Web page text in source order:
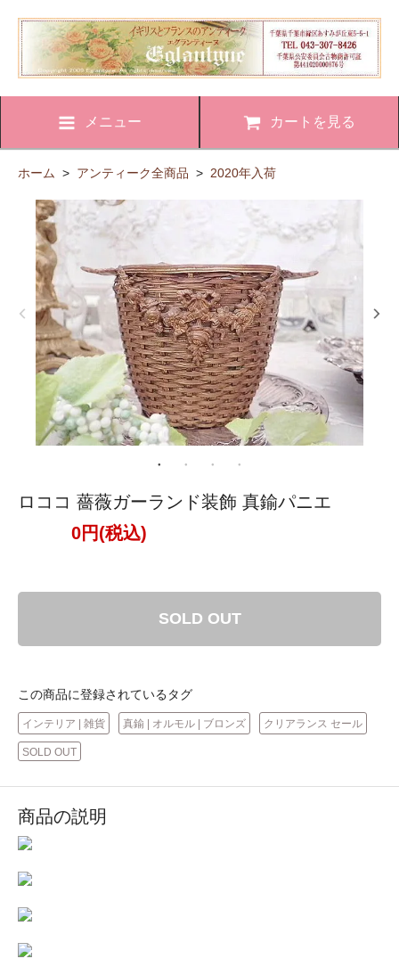
メニュー カートを見る
ホーム > アンティーク全商品 > 2020年入荷
ロココ 薔薇ガーランド装飾 真鍮パニエ
0円(税込)
SOLD OUT
この商品に登録されているタグ
インテリア | 雑貨 真鍮 | オルモル | ブロンズ クリアランス セール
SOLD OUT
商品の説明